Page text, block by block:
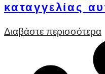
καταγγελίας
Διαβάστε περισσότερα